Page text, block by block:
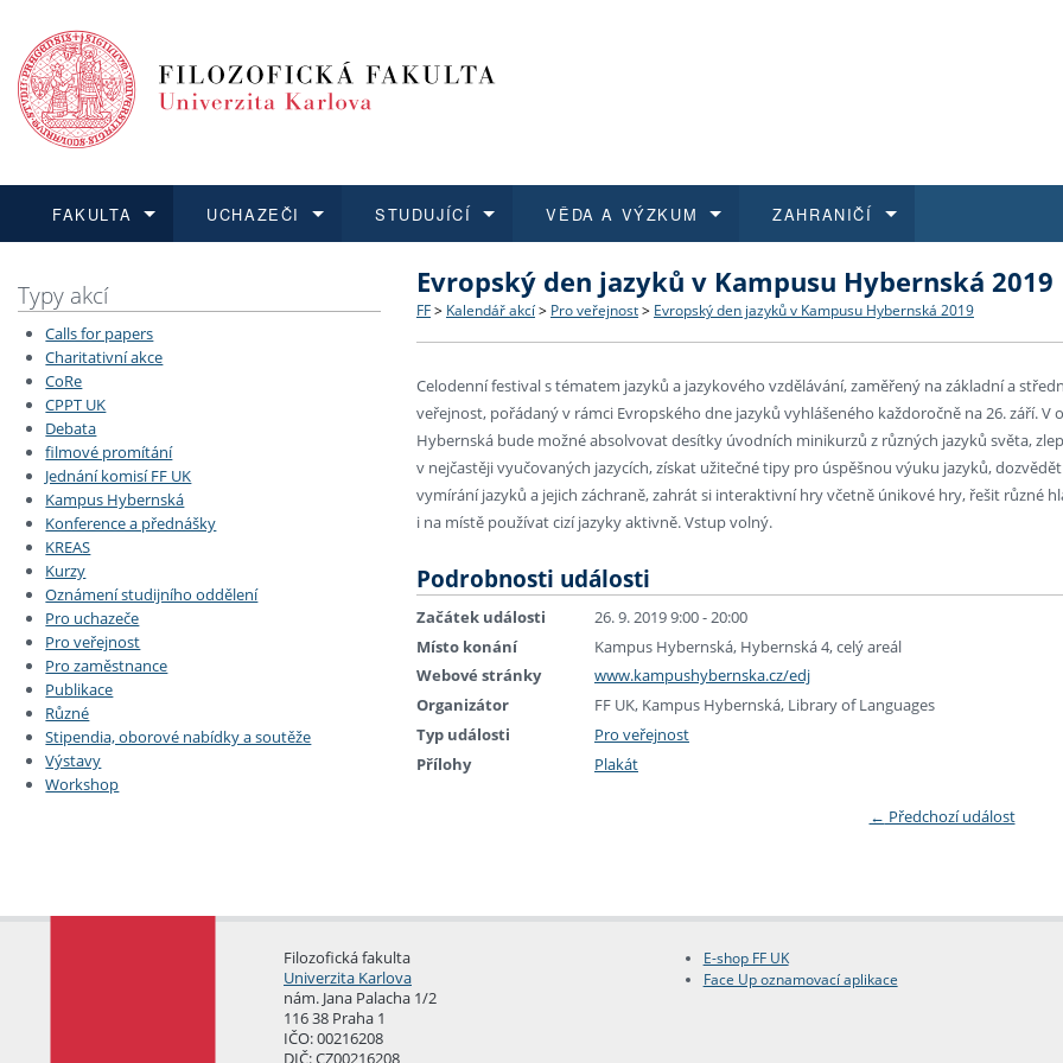
FAKULTA
Dozvědět se více
Struktura a historie
Strategie a další dokumenty
Podpora a benefity pro zaměstnance
Absolventi fakulty
Fakultní školy FF UK
Pro
E-
UCHAZEČI
Podat přihlášku
Co studovat a jak se přihlásit
Učitelské studijní programy
Informace k průběhu přijímacího řízení
STUDUJÍCÍ
Dozvědět se více
Bakalářské a magisterské studium
Doktorské studium
Rigorózní řízení
VĚDA A VÝZKUM
Dozvědět se více
O vědě a výzkumu na FF UK
Akademické kvalifikace
Granty a projekty
ZAHRANIČÍ
Dozvědět se více
Aktuální nabídky a výběrová řízení
Vyjíždějící studenti
Přijíždějící studenti
Vyjíždějící zaměstnanci
East
Typy akcí
Calls for papers
Charitativní akce
CoRe
CPPT UK
Debata
filmové promítání
Jednání komisí FF UK
Kampus Hybernská
Konference a přednášky
KREAS
Kurzy
Oznámení studijního oddělení
Pro uchazeče
Pro veřejnost
Pro zaměstnance
Publikace
Různé
Stipendia, oborové nabídky a soutěže
Výstavy
Workshop
Evropský den jazyků v Kampusu Hybernská 2019
FF > Kalendář akcí > Pro veřejnost > Evropský den jazyků v Kampusu Hybernská 2019
Celodenní festival s tématem jazyků a jazykového vzdělávání, zaměřený na základní a
veřejnost, pořádaný v rámci Evropského dne jazyků vyhlášeného každoročně na 26. září. V
Hybernská bude možné absolvovat desítky úvodních minikurzů z různých jazyků světa,
v nejčastěji vyučovaných jazycích, získat užitečné tipy pro úspěšnou výuku jazyků,
vymírání jazyků a jejich záchraně, zahrát si interaktivní hry včetně únikové hry, řešit různé
i na místě používat cizí jazyky aktivně. Vstup volný.
Podrobnosti události
Začátek události
26. 9. 2019 9:00 - 20:00
Místo konání
Kampus Hybernská, Hybernská 4, celý areál
Webové stránky
www.kampushybernska.cz/edj
Organizátor
FF UK, Kampus Hybernská, Library of Languages
Typ události
Pro veřejnost
Přílohy
Plakát
← Předchozí událost
Filozofická fakulta
Univerzita Karlova
nám. Jana Palacha 1/2
116 38 Praha 1
IČO: 00216208
DIČ: CZ00216208
E-shop FF UK
Face Up oznamovací aplikace